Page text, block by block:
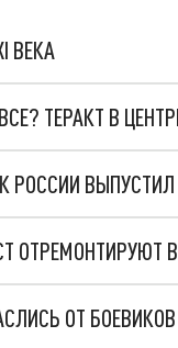
ВЕКА
ТЕРАКТ В
ОТРЕМОНТИРУЮТ
ОТ